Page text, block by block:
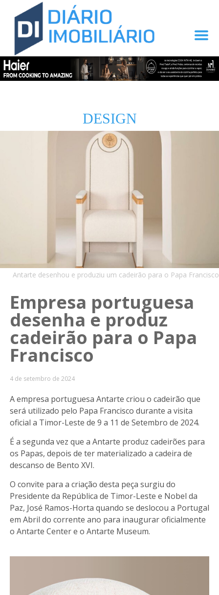
DESIGN
Antarte desenhou e produziu um cadeirão para o Papa Francisco
Empresa portuguesa
desenha e produz
cadeirão para o Papa
Francisco
4 de setembro de 2024
A empresa portuguesa Antarte criou o cadeirão que
será utilizado pelo Papa Francisco durante a visita
oficial a Timor-Leste de 9 a 11 de Setembro de 2024.
É a segunda vez que a Antarte produz cadeirões para
os Papas, depois de ter materializado a cadeira de
descanso de Bento XVI.
O convite para a criação desta peça surgiu do
Presidente da República de Timor-Leste e Nobel da
Paz, José Ramos-Horta quando se deslocou a Portugal
em Abril do corrente ano para inaugurar oficialmente
o Antarte Center e o Antarte Museum.